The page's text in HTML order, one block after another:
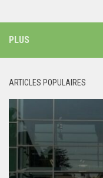
PLUS
ARTICLES POPULAIRES